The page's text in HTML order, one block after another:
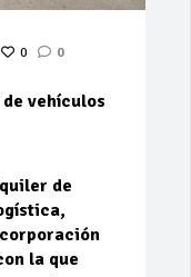
0 0
vehículos
de
la que